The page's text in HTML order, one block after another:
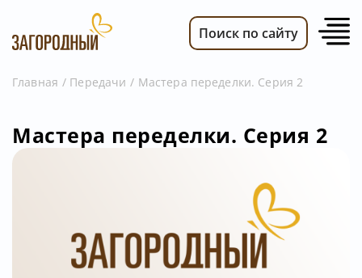
НОВОСТИ
ТЕЛЕПРОГРАММА
РЕКЛАМОДАТЕЛЯМ
Поиск по сайту
Главная Передачи Мастера переделки. Серия 2
Мастера переделки. Серия 2